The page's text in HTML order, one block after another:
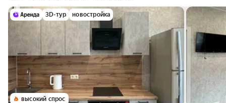
3D-тур новостройка
высокий спрос